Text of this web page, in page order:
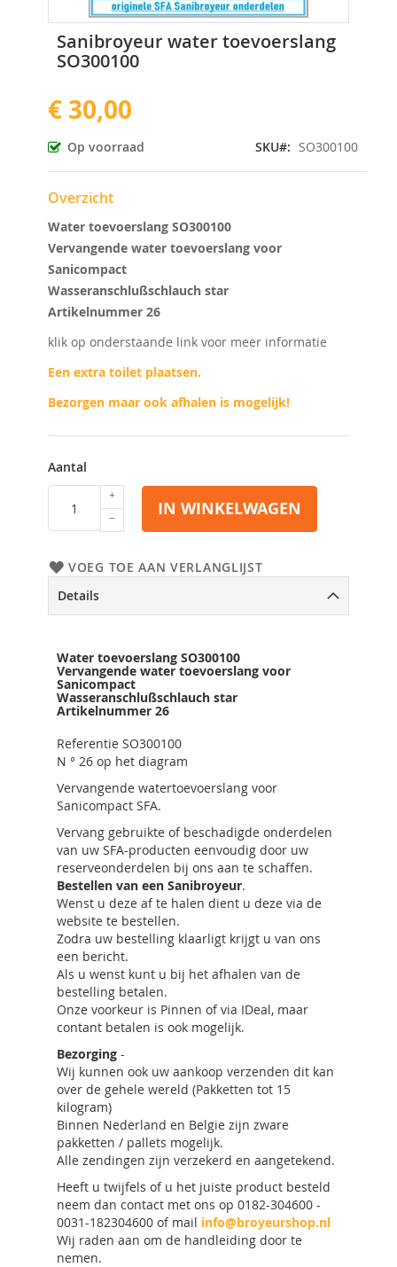
Sanibroyeur water toevoerslang
SO300100
€ 30,00
Op voorraad SKU SO300100
Overzicht
Water toevoerslang SO300100
Vervangende water toevoerslang voor
Sanicompact
Wasseranschlußschlauch star
Artikelnummer 26
klik op onderstaande link voor meer informatie
Een extra toilet plaatsen.
Bezorgen maar ook afhalen is mogelijk!
Aantal
IN WINKELWAGEN
VOEG TOE AAN VERLANGLIJST
naar
het
van
de
afbeeldingen-
gallerij
Details
Water toevoerslang SO300100
Vervangende water toevoerslang voor
Sanicompact
Wasseranschlußschlauch star
Artikelnummer 26
Referentie SO300100
N ° 26 op het diagram
Vervangende watertoevoerslang voor
Sanicompact SFA.
Vervang gebruikte of beschadigde onderdelen
van uw SFA-producten eenvoudig door uw
reserveonderdelen bij ons aan te schaffen.
Bestellen van een Sanibroyeur.
Wenst u deze af te halen dient u deze via de
website te bestellen.
Zodra uw bestelling klaarligt krijgt u van ons
een bericht.
Als u wenst kunt u bij het afhalen van de
bestelling betalen.
Onze voorkeur is Pinnen of via IDeal, maar
contant betalen is ook mogelijk.
Bezorging -
Wij kunnen ook uw aankoop verzenden dit kan
over de gehele wereld (Pakketten tot 15
kilogram)
Binnen Nederland en Belgie zijn zware
pakketten / pallets mogelijk.
Alle zendingen zijn verzekerd en aangetekend.
Heeft u twijfels of u het juiste product besteld
neem dan contact met ons op 0182-304600 -
0031-182304600 of mail info@broyeurshop.nl
Wij raden aan om de handleiding door te
nemen.